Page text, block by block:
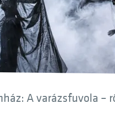
A varázsfuvola –